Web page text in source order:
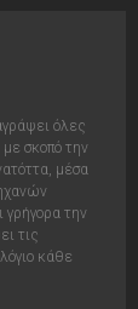
όλες
σκοπό την
μέσα
γρήγορα την
τις
κάθε